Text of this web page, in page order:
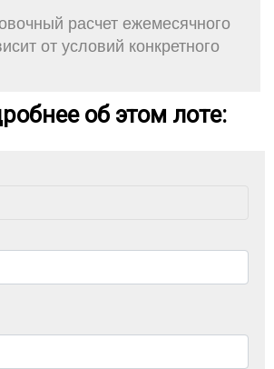
расчет ежемесячного
от условий конкретного
об этом лоте: